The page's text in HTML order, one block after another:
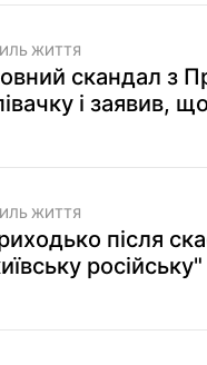
ЖИТТЯ
скандал з
і заявив,
ЖИТТЯ
після